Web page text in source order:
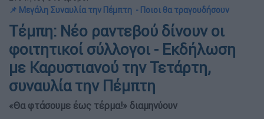
📌 Μεγάλη Συναυλία την Πέμπτη - Ποιοι θα τραγουδήσουν
Τέμπη: Νέο ραντεβού δίνουν οι
φοιτητικοί σύλλογοι - Εκδήλωση
με Καρυστιανού την Τετάρτη,
συναυλία την Πέμπτη
«Θα φτάσουμε έως τέρμα!» διαμηνύουν